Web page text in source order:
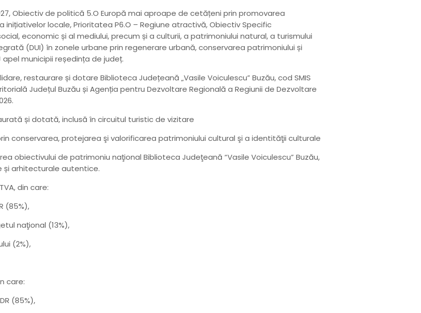
Obiectiv de politică 5.O Europă mai aproape de cetățeni prin promovarea
locale, Prioritatea P6.O – Regiune atractivă, Obiectiv Specific
economic și al mediului, precum și a culturii, a patrimoniului natural, a turismului
(DUI) în zonele urbane prin regenerare urbană, conservarea patrimoniului și
municipii reședința de județ.
restaurare și dotare Biblioteca Județeană „Vasile Voiculescu” Buzău, cod SMIS
Județul Buzău și Agenția pentru Dezvoltare Regională a Regiunii de Dezvoltare
și dotată, inclusă în circuitul turistic de vizitare
conservarea, protejarea şi valorificarea patrimoniului cultural şi a identităţii culturale
obiectivului de patrimoniu naţional Biblioteca Judeţeană “Vasile Voiculescu” Buzău,
și arhitecturale autentice.
din care:
(85%),
naţional (13%),
(2%),
care:
(85%),